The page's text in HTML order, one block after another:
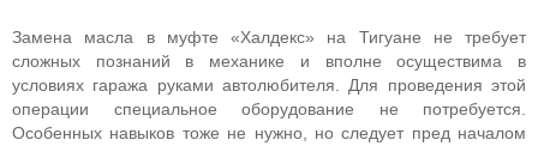
Замена масла в муфте «Халдекс» на Тигуане не требует
сложных познаний в механике и вполне осуществима в
условиях гаража руками автолюбителя. Для проведения этой
операции специальное оборудование не потребуется.
Особенных навыков тоже не нужно, но следует пред началом